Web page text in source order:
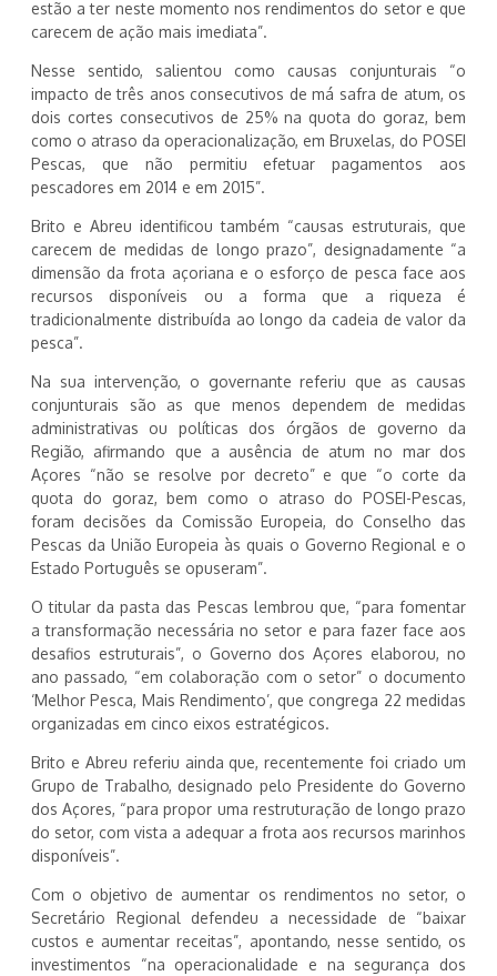
estão a ter neste momento nos rendimentos do setor e que
carecem de ação mais imediata”.
Nesse sentido, salientou como causas conjunturais “o
impacto de três anos consecutivos de má safra de atum, os
dois cortes consecutivos de 25% na quota do goraz, bem
como o atraso da operacionalização, em Bruxelas, do POSEI
Pescas, que não permitiu efetuar pagamentos aos
pescadores em 2014 e em 2015”.
Brito e Abreu identificou também “causas estruturais, que
carecem de medidas de longo prazo”, designadamente “a
dimensão da frota açoriana e o esforço de pesca face aos
recursos disponíveis ou a forma que a riqueza é
tradicionalmente distribuída ao longo da cadeia de valor da
pesca”.
Na sua intervenção, o governante referiu que as causas
conjunturais são as que menos dependem de medidas
administrativas ou políticas dos órgãos de governo da
Região, afirmando que a ausência de atum no mar dos
Açores “não se resolve por decreto” e que “o corte da
quota do goraz, bem como o atraso do POSEI-Pescas,
foram decisões da Comissão Europeia, do Conselho das
Pescas da União Europeia às quais o Governo Regional e o
Estado Português se opuseram”.
O titular da pasta das Pescas lembrou que, “para fomentar
a transformação necessária no setor e para fazer face aos
desafios estruturais”, o Governo dos Açores elaborou, no
ano passado, “em colaboração com o setor” o documento
‘Melhor Pesca, Mais Rendimento’, que congrega 22 medidas
organizadas em cinco eixos estratégicos.
Brito e Abreu referiu ainda que, recentemente foi criado um
Grupo de Trabalho, designado pelo Presidente do Governo
dos Açores, “para propor uma restruturação de longo prazo
do setor, com vista a adequar a frota aos recursos marinhos
disponíveis”.
Com o objetivo de aumentar os rendimentos no setor, o
Secretário Regional defendeu a necessidade de “baixar
custos e aumentar receitas”, apontando, nesse sentido, os
investimentos “na operacionalidade e na segurança dos